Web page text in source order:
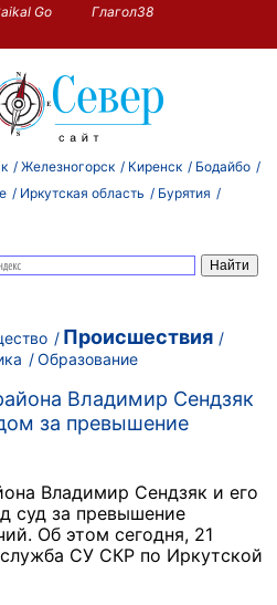
Go
Глагол38
Железногорск Киренск
Бодайбо
Иркутская область
Бурятия
Происшествия
Образование
Владимир Сендзяк
за превышение
Владимир Сендзяк и его
суд за превышение
Об этом сегодня, 21
СУ СКР по Иркутской